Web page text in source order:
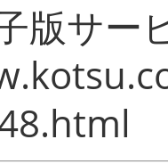
版サー